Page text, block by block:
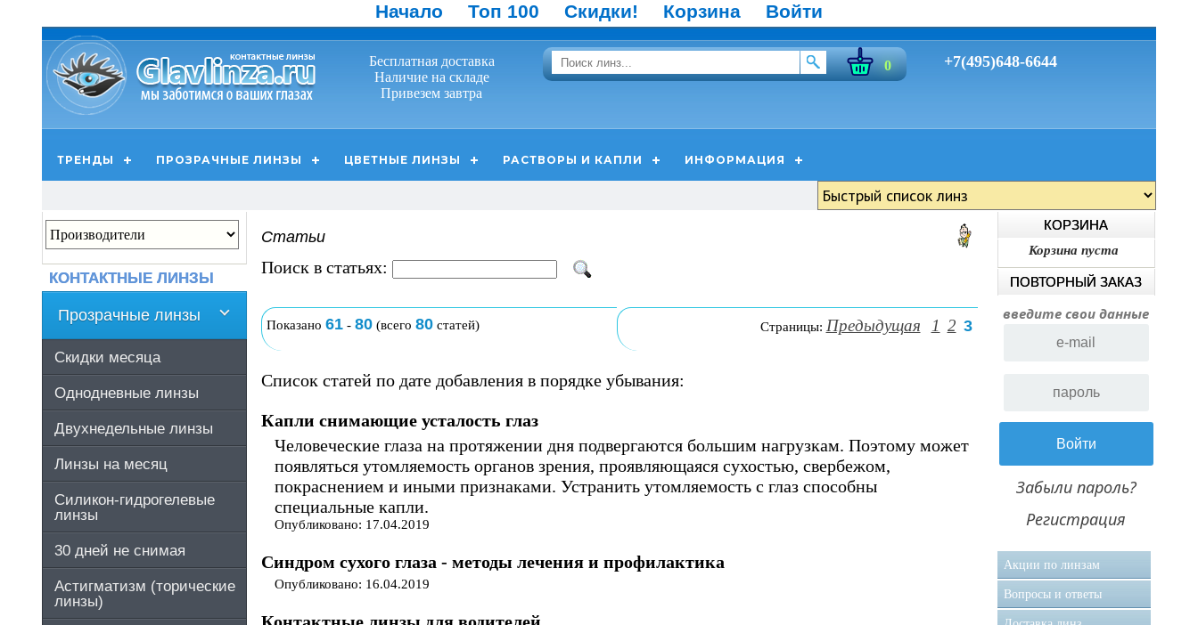
Начало Топ 100 Скидки! Корзина Войти
Бесплатная доставка
Наличие на складе
Привезем завтра
0 +7(495)648-6644
ТРЕНДЫ ПРОЗРАЧНЫЕ ЛИНЗЫ ЦВЕТНЫЕ ЛИНЗЫ РАСТВОРЫ И КАПЛИ ИНФОРМАЦИЯ
Статьи
Поиск в статьях:
Показано 61- 80(всего 80статей) Страницы: Предыдущая 1 2 3
Список статей по дате добавления в порядке убывания:
Капли снимающие усталость глаз
Человеческие глаза на протяжении дня подвергаются большим нагрузкам. Поэтому может
появляться утомляемость органов зрения, проявляющаяся сухостью, свербежом,
покраснением и иными признаками. Устранить утомляемость с глаз способны
специальные капли.
Опубликовано: 17.04.2019
Синдром сухого глаза - методы лечения и профилактика
Опубликовано: 16.04.2019
КОНТАКТНЫЕ ЛИНЗЫ
Прозрачные линзы
Скидки месяца
Однодневные линзы
Двухнедельные линзы
Линзы на месяц
Силикон-гидрогелевые
линзы
30 дней не снимая
Астигматизм (торические
линзы)
КОРЗИНА
Корзина пуста
ПОВТОРНЫЙ ЗАКАЗ
введите свои данные
Забыли пароль?
Регистрация
Акции по линзам
Вопросы и ответы